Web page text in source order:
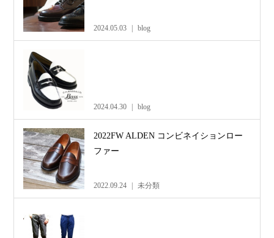
2024.05.03 blog
2024.04.30 blog
2022FW ALDEN コンビネイションロー
ファー
2022.09.24 未分類